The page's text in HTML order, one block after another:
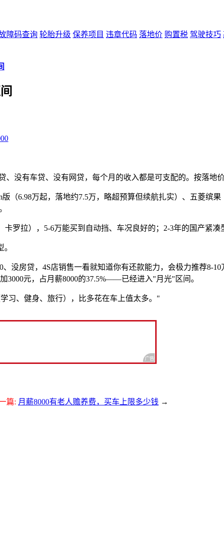
障码查询 轮胎升级 保养项目 违章代码 落地价 购置税 驾驶技巧
没有车贷、没有网贷，每个月的收入都是可支配的。按落地价
6.98万起，落地约7.5万，略超预算但续航扎实）、五菱缤果
拉），5-6万能买到自动挡、车况良好的；2-3年的国产紧凑
没房贷，4S店销售一看就知道你有还款能力，会极力推荐8-
3000元，占月薪8000的37.5%——已经进入"月光"区间。
习、健身、旅行），比多花在车上值太多。"
篇: 月薪8000有老人赡养费，买车上限多少钱 →